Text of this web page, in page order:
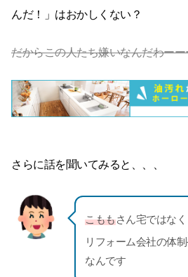
んだ！」はおかしくない？
だからこの人たち嫌いなんだわーー
さらに話を聞いてみると、、、
こももさん宅ではなく
リフォーム会社の体
なんです